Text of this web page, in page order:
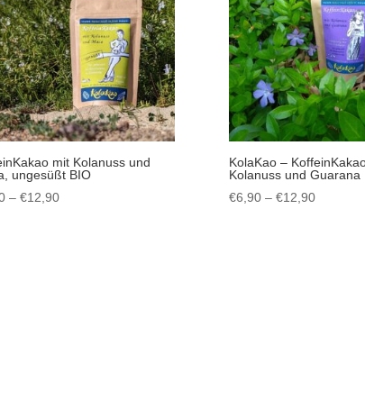
mit Kolanuss und
ungesüßt BIO
– €12,90Preisspanne:
KolaKao –
Kolanuss und Guarana
€6,90 – €12,90